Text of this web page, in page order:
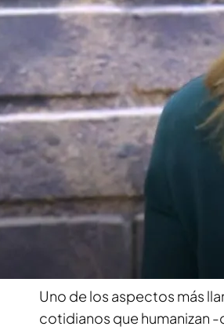
sombras.
Compartir
María Estévez, periodista
tres décadas, ha decidido
más importante del mundo
Editorial). En esta obra,
rojas: los egos, los excesos
Uno de los aspectos más
cotidianos que humanizan